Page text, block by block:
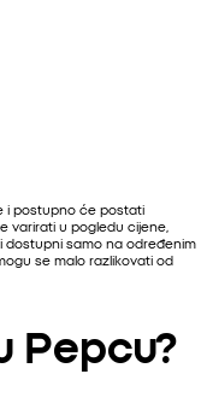
i postupno će postati
varirati u pogledu cijene,
dostupni samo na određenim
se malo razlikovati od
Pepcu?